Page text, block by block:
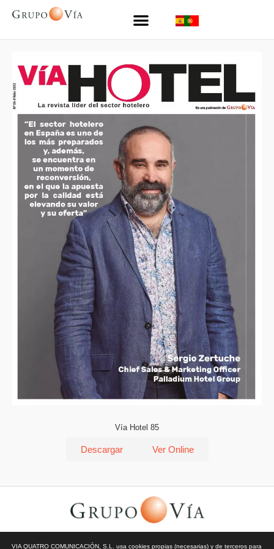
Vía Hotel 85
Descargar Ver Online
VIA QUATRO COMUNICACIÓN, S.L. usa cookies propias (necesarias) y de terceros para